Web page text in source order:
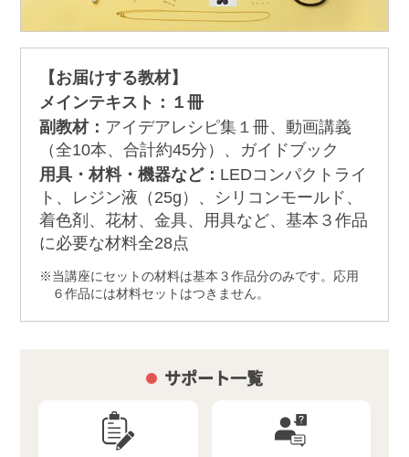
【お届けする教材】
メインテキスト：１冊
副教材： アイデアレシピ集１冊、動画講義
（全10本、合計約45分）、ガイドブック
用具・材料・機器など： LEDコンパクトライ
ト、レジン液（25g）、シリコンモールド、
着色剤、花材、金具、用具など、基本３作品
に必要な材料全28点
当講座にセットの材料は基本３作品分のみです。応用
６作品には材料セットはつきません。
サポート一覧